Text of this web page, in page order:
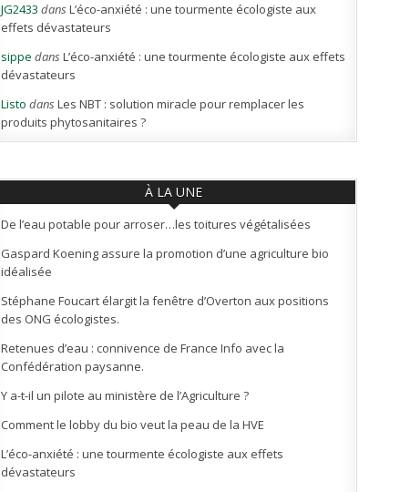
JG2433 dansL’éco-anxiété : une tourmente écologiste aux
effets dévastateurs
sippe dansL’éco-anxiété : une tourmente écologiste aux effets
dévastateurs
Listo dansLes NBT : solution miracle pour remplacer les
produits phytosanitaires ?
À LA UNE
De l’eau potable pour arroser…les toitures végétalisées
Gaspard Koening assure la promotion d’une agriculture bio
idéalisée
Stéphane Foucart élargit la fenêtre d’Overton aux positions
des ONG écologistes.
Retenues d’eau : connivence de France Info avec la
Confédération paysanne.
Y a-t-il un pilote au ministère de l’Agriculture ?
Comment le lobby du bio veut la peau de la HVE
L’éco-anxiété : une tourmente écologiste aux effets
dévastateurs